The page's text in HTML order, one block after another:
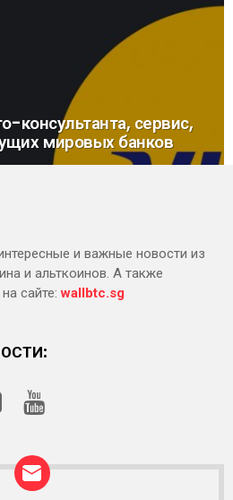
консультанта, сервис,
мировых банков
и важные новости из
и альткоинов. А также
сайте:wallbtc.sg